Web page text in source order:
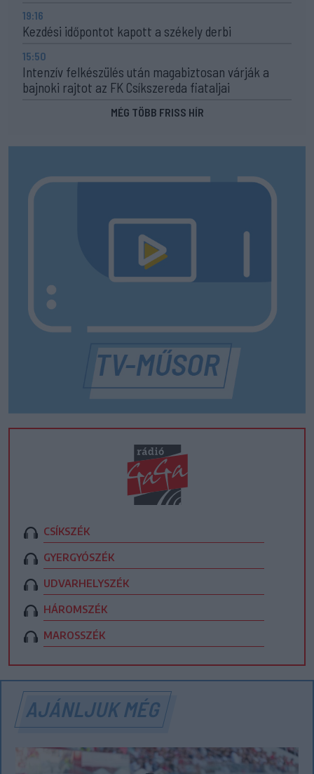
19:16
Kezdési időpontot kapott a székely derbi
15:50
Intenzív felkészülés után magabiztosan várják a
bajnoki rajtot az FK Csíkszereda fiataljai
MÉG TÖBB FRISS HÍR
CSÍKSZÉK
GYERGYÓSZÉK
UDVARHELYSZÉK
HÁROMSZÉK
MAROSSZÉK
AJÁNLJUK MÉG